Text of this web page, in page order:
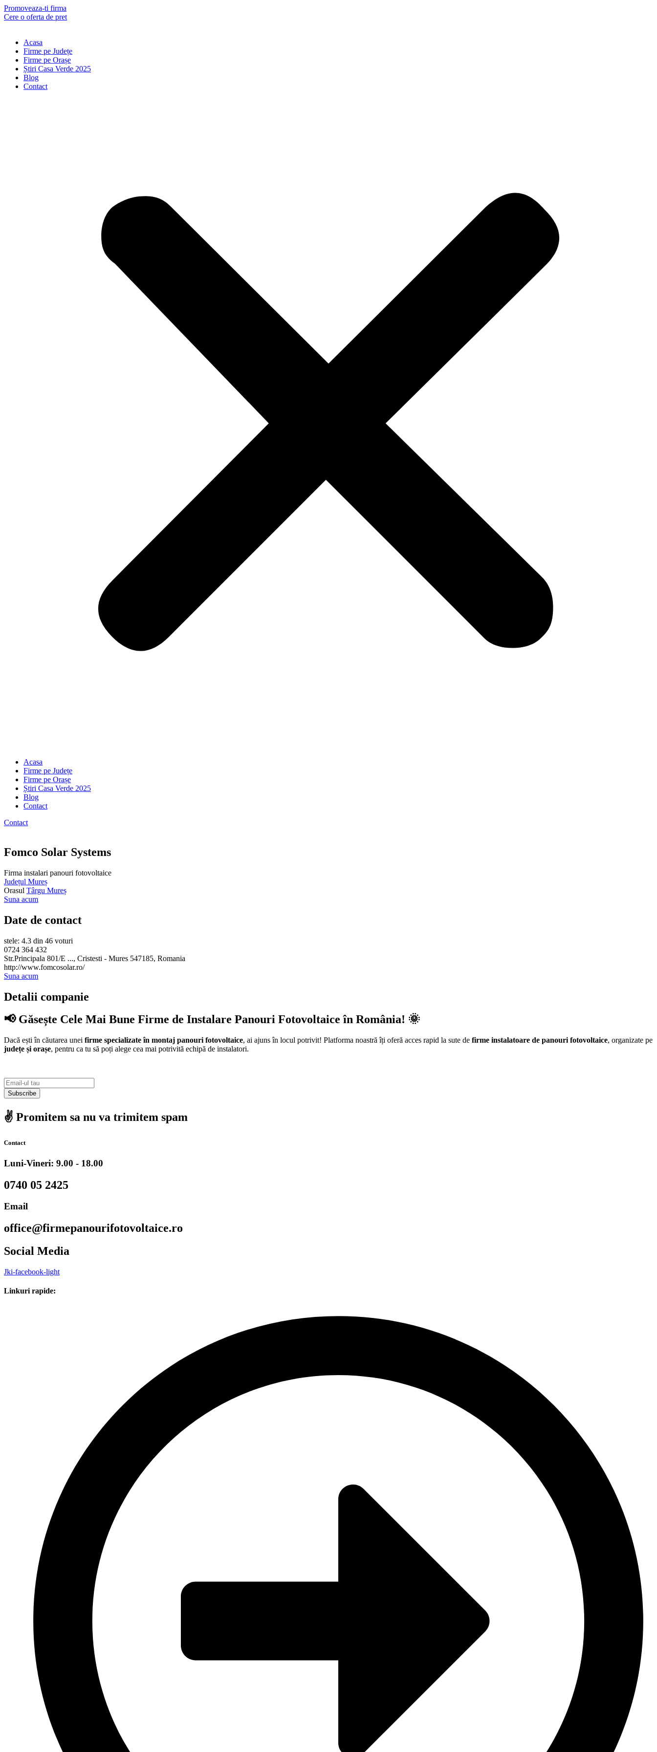
Skip
to
Promoveaza-ti firma
Cere o oferta de pret
Acasa
Firme pe Județe
Firme pe Orașe
Știri Casa Verde 2025
Blog
Contact
Acasa
Firme pe Județe
Firme pe Orașe
Știri Casa Verde 2025
Blog
Contact
Contact
Fomco Solar Systems
Firma instalari panouri fotovoltaice
Județul Mureș
Orasul Târgu Mureș
Suna acum
Date de contact
stele: 4.3 din 46 voturi
0724 364 432
Str.Principala 801/E ..., Cristesti - Mures 547185, Romania
http://www.fomcosolar.ro/
Suna acum
Detalii companie
📢 Găsește Cele Mai Bune Firme de Instalare Panouri Fotovoltaice în România! 🌞
Dacă ești în căutarea unei firme specializate în montaj panouri fotovoltaice, ai ajuns în locul potrivit! Platforma noastră îți oferă acces rapid la sute de firme instalatoare de panouri fotovoltaice, organizate pe
județe și orașe, pentru ca tu să poți alege cea mai potrivită echipă de instalatori.
Subscribe
✌️ Promitem sa nu va trimitem spam
Contact
Luni-Vineri: 9.00 - 18.00
0740 05 2425
Email
office@firmepanourifotovoltaice.ro
Social Media
Jki-facebook-light
Linkuri rapide: